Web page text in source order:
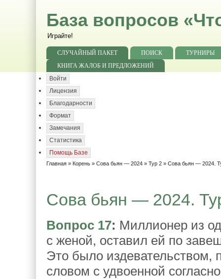
База вопросов
Играйте!
СЛУЧАЙНЫЙ ПАКЕТ ПОИСК
ТУРНИРЫ
КНИГА ЖАЛОБ И ПРЕДЛОЖЕНИЙ
Войти
Лицензия
Благодарности
Формат
Замечания
Статистика
Помощь Базе
Главная » Корень » Сова бьян — 2024 » Тур 2 » Сова бьян — 2024.
Сова бьян — 2024.
Вопрос 17: Миллионер из
с женой, оставил ей по
Это было издевательством,
словом с удвоенной